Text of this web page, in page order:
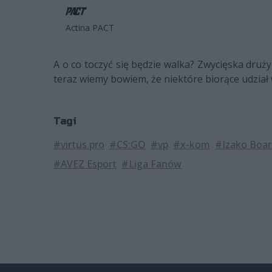
Actina PACT
A o co toczyć się będzie walka? Zwycięska
teraz wiemy bowiem, że niektóre biorące
Tagi
#virtus.pro #CS:GO #vp #x-kom #Izako
#AVEZ Esport #Liga Fanów